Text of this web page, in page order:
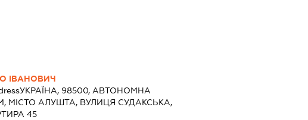
ІВАНОВИЧ
УКРАЇНА, 98500, АВТОНОМНА
МІСТО АЛУШТА, ВУЛИЦЯ СУДАКСЬКА,
45